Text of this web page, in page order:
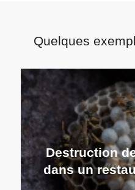
Quelques
Destruction
dans un